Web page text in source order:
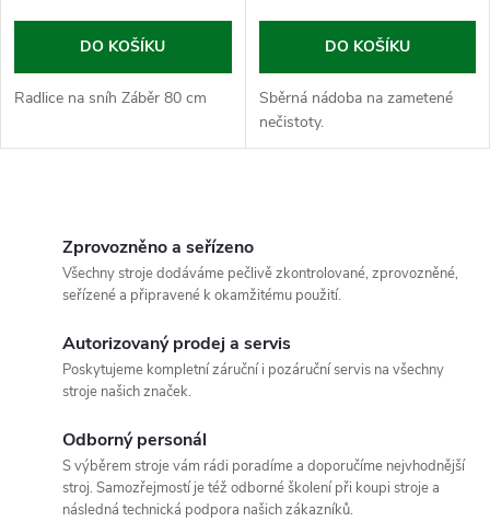
DO KOŠÍKU
Radlice na sníh Záběr 80 cm
DO KOŠÍKU
Sběrná nádoba na zametené
nečistoty.
Zprovozněno a seřízeno
Všechny stroje dodáváme pečlivě zkontrolované, zprovozněné,
seřízené a připravené k okamžitému použití.
Autorizovaný prodej a servis
Poskytujeme kompletní záruční i pozáruční servis na všechny
stroje našich značek.
Odborný personál
S výběrem stroje vám rádi poradíme a doporučíme nejvhodnější
stroj. Samozřejmostí je též odborné školení při koupi stroje a
následná technická podpora našich zákazníků.